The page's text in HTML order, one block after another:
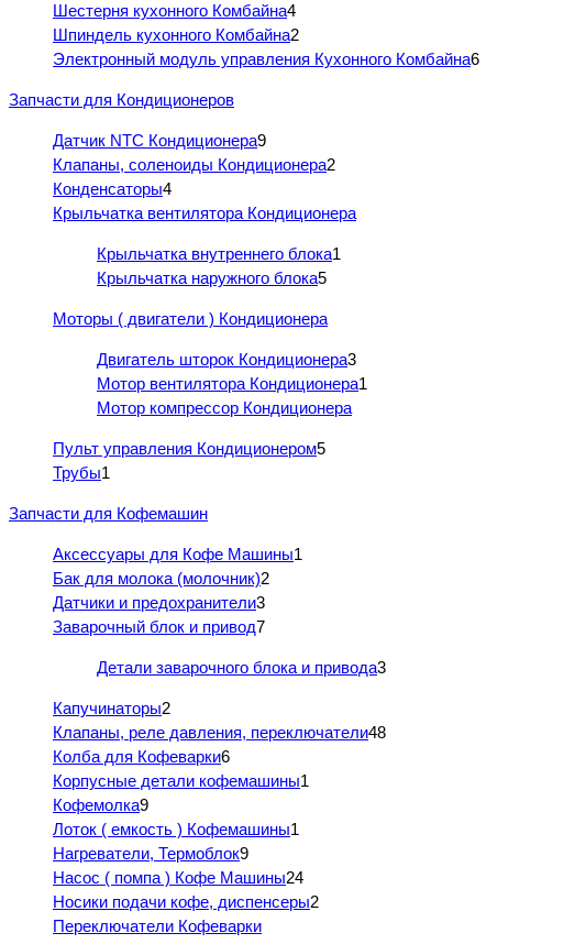
Шестерня кухонного Комбайна4
Шпиндель кухонного Комбайна2
Электронный модуль управления Кухонного Комбайна6
Запчасти для Кондиционеров
Датчик NTC Кондиционера9
Клапаны, соленоиды Кондиционера2
Конденсаторы4
Крыльчатка вентилятора Кондиционера
Крыльчатка внутреннего блока1
Крыльчатка наружного блока5
Моторы ( двигатели ) Кондиционера
Двигатель шторок Кондиционера3
Мотор вентилятора Кондиционера1
Мотор компрессор Кондиционера
Пульт управления Кондиционером5
Трубы1
Запчасти для Кофемашин
Аксессуары для Кофе Машины1
Бак для молока (молочник)2
Датчики и предохранители3
Заварочный блок и привод7
Детали заварочного блока и привода3
Капучинаторы2
Клапаны, реле давления, переключатели48
Колба для Кофеварки6
Корпусные детали кофемашины1
Кофемолка9
Лоток ( емкость ) Кофемашины1
Нагреватели, Термоблок9
Насос ( помпа ) Кофе Машины24
Носики подачи кофе, диспенсеры2
Переключатели Кофеварки